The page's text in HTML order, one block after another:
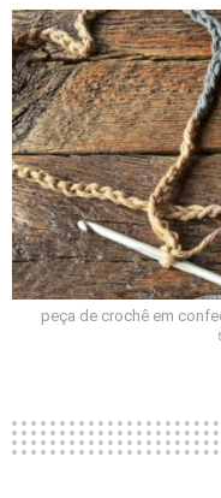
peça de crochê em